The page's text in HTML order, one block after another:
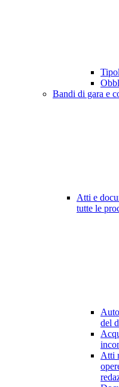
Bandi di gara e
Atti e
tutte le
del
Atti